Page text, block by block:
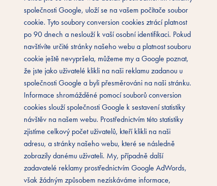
společnosti Google, uloží se na vašem počítače soubor
cookie. Tyto soubory conversion cookies ztrácí platnost
po 90 dnech a neslouží k vaší osobní identifikaci. Pokud
navštívíte určité stránky našeho webu a platnost souboru
cookie ještě nevypršela, můžeme my a Google poznat,
že jste jako uživatelé klikli na naši reklamu zadanou u
společnosti Google a byli přesměrováni na naši stránku.
Informace shromážděné pomocí souborů conversion
cookies slouží společnosti Google k sestavení statistiky
návštěv na našem webu. Prostřednictvím této statistiky
zjistíme celkový počet uživatelů, kteří klikli na naši
adresu, a stránky našeho webu, které se následně
zobrazily danému uživateli. My, případně další
zadavatelé reklamy prostřednictvím Google AdWords,
však žádným způsobem nezískáváme informace,